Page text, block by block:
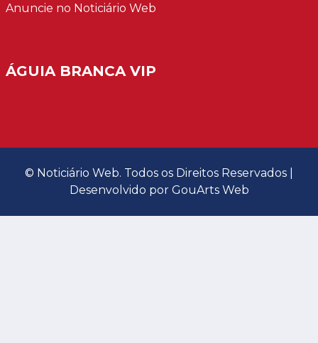
Anuncie no Noticiário Web
ÁGUIA BRANCA VIP
© Noticiário Web. Todos os Direitos Reservados |
Desenvolvido por GouArts Web